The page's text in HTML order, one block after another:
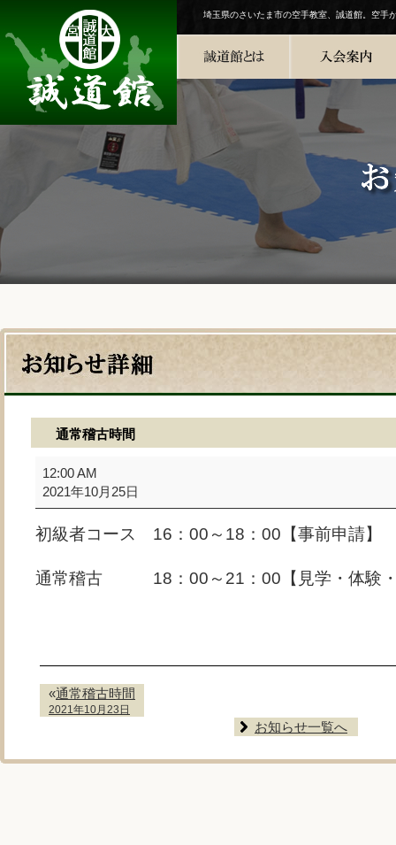
埼玉県のさいたま市の空手教室、誠道館。空手
通常稽古時間
通
常
時
12:00 AM
2021年10月25日
初級者コース 16：00～18：00【事前申請】
通常稽古 18：00～21：00【見学・体験・
«通常稽古時間
2021年10月23日
お知らせ一覧へ